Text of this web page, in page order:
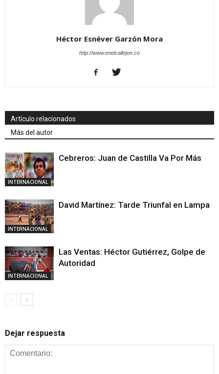
Héctor Esnéver Garzón Mora
http://www.enelcallejon.co
Artículo relacionados
Más del autor
INTERNACIONAL
Cebreros: Juan de Castilla Va Por Más
INTERNACIONAL
David Martínez: Tarde Triunfal en Lampa
INTERNACIONAL
Las Ventas: Héctor Gutiérrez, Golpe de
Autoridad
Dejar respuesta